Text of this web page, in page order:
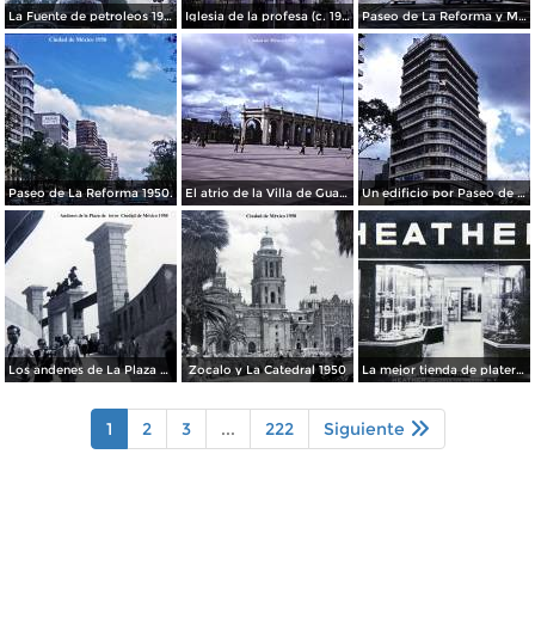
La Fuente de petroleos 1950. Iglesia de la profesa (c. 1950) Paseo de La Reforma y Mto a La Independencia 1950
Paseo de La Reforma 1950. El atrio de la Villa de Guadalupe 1950. Un edificio por Paseo de La Reforma 1950
Los andenes de La Plaza de toros Ciudad de México 1950 Zocalo y La Catedral 1950 La mejor tienda de plateria.
1 2 3 ... 222 Siguiente